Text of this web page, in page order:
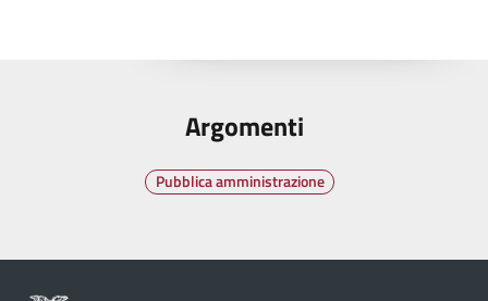
Argomenti
Pubblica amministrazione